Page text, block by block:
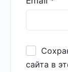
сайта в